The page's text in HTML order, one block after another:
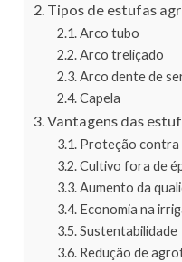
Tipos de estufas
Arco tubo
Arco treliçado
Arco dente de
Capela
Vantagens das
Proteção contra
Cultivo fora de
Aumento da
Economia na
Sustentabilidade
Redução de